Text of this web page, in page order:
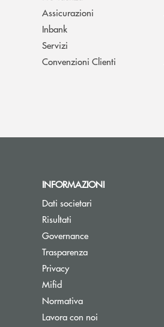
Assicurazioni
Inbank
Servizi
Convenzioni Clienti
INFORMAZIONI
Dati societari
Risultati
Governance
Trasparenza
Privacy
Mifid
Normativa
Lavora con noi